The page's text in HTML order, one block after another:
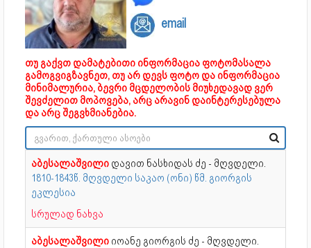
email
თუ გაქვთ დამატებითი ინფორმაცია ფოტომასალა
გამოგვიგზავნეთ, თუ არ დევს ფოტო და ინფორმაცია
მინიმალურია, ბევრი მცდელობის მიუხედავად ვერ
შევძელით მოპოვება, არც არავინ დაინტერესებულა
და არც შეგვხმიანებია.
აბესალაშვილი დავით ნასხიდას ძე - მღვდელი.
1810-1843წ. მღვდელი საკაო (ონი) წმ. გიორგის
ეკლესია
სრულად ნახვა
აბესალაშვილი იოანე გიორგის ძე - მღვდელი.